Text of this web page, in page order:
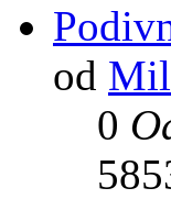
od
0